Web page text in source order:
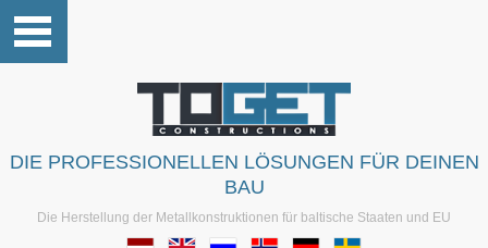
DIE PROFESSIONELLEN LÖSUNGEN FÜR DEINEN
BAU
Die Herstellung der Metallkonstruktionen für baltische Staaten und EU